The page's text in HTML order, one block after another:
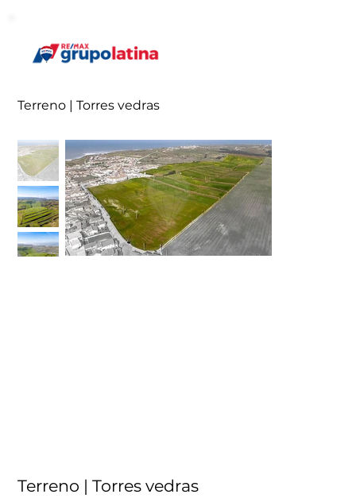
Terreno | Torres vedras
Terreno | Torres vedras